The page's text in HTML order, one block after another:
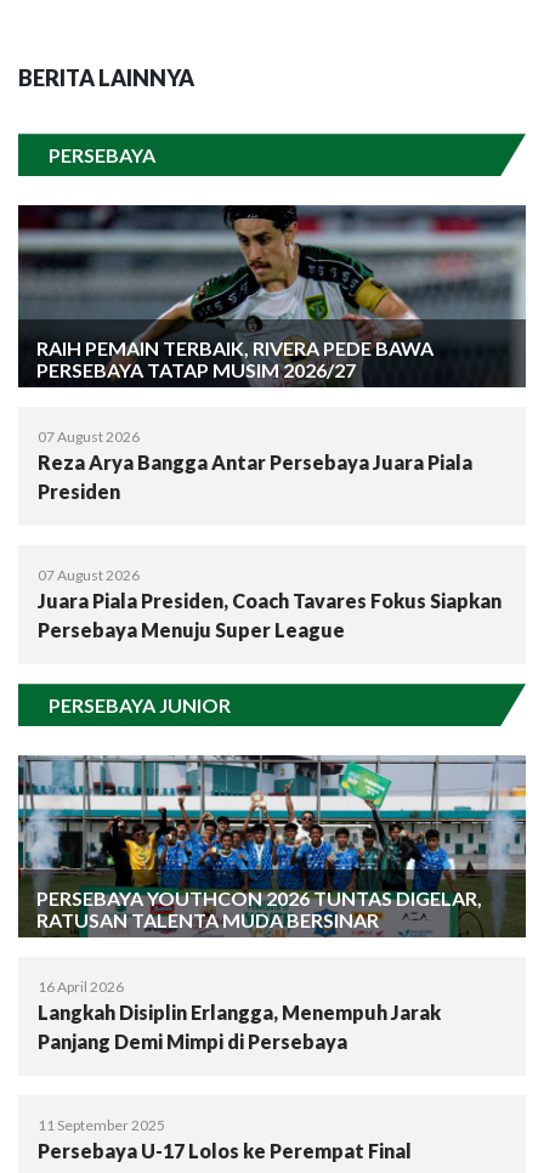
BERITA LAINNYA
PERSEBAYA
RAIH PEMAIN TERBAIK, RIVERA PEDE BAWA
PERSEBAYA TATAP MUSIM 2026/27
07 August 2026
Reza Arya Bangga Antar Persebaya Juara Piala
Presiden
07 August 2026
Juara Piala Presiden, Coach Tavares Fokus Siapkan
Persebaya Menuju Super League
PERSEBAYA JUNIOR
PERSEBAYA YOUTHCON 2026 TUNTAS DIGELAR,
RATUSAN TALENTA MUDA BERSINAR
16 April 2026
Langkah Disiplin Erlangga, Menempuh Jarak
Panjang Demi Mimpi di Persebaya
11 September 2025
Persebaya U-17 Lolos ke Perempat Final